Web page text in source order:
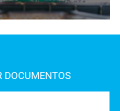
DOCUMENTOS